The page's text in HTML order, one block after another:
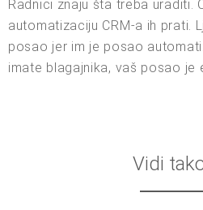
Radnici znaju šta treba uraditi.
automatizaciju CRM-a ih prati.
posao jer im je posao
imate blagajnika, vaš posao je
Vidi